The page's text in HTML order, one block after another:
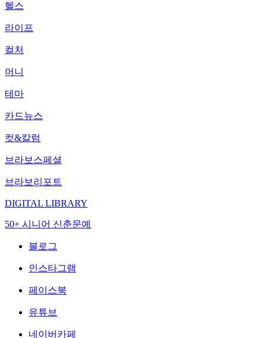
헬스
라이프
컬처
머니
테마
카드뉴스
컷&칼럼
브라보스페셜
브라보리포트
DIGITAL LIBRARY
50+ 시니어 신춘문예
블로그
인스타그램
페이스북
유튜브
네이버카페